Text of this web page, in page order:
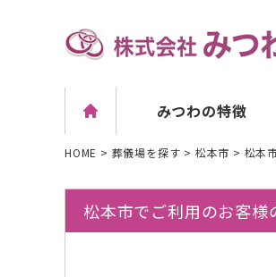
みつわの特徴
HOME > 葬儀場を探す > 松本市 > 松本
松本市でご利用のお客様